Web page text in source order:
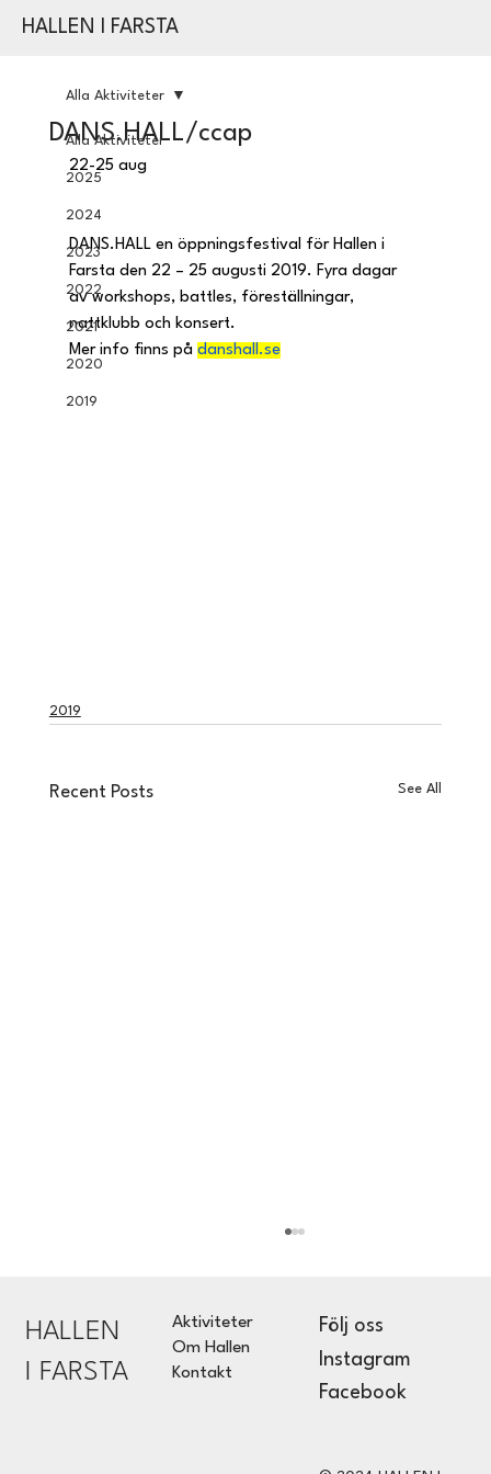
HALLEN I FARSTA
Alla Aktiviteter
2025
2024
2023
2022
2021
2020
2019
Alla Aktiviteter
DANS.HALL/ccap
22-25 aug
DANS.HALL en öppningsfestival för Hallen i
Farsta den 22 – 25 augusti 2019. Fyra dagar
av workshops, battles, föreställningar,
nattklubb och konsert.
Mer info finns på danshall.se
2019
Recent Posts See All
Residens 2019
HALLEN
I FARSTA
Aktiviteter
Om Hallen
Kontakt
Facebook
Instagram
Följ oss